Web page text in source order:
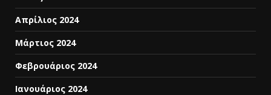
Απρίλιος 2024
Μάρτιος 2024
Φεβρουάριος 2024
Ιανουάριος 2024